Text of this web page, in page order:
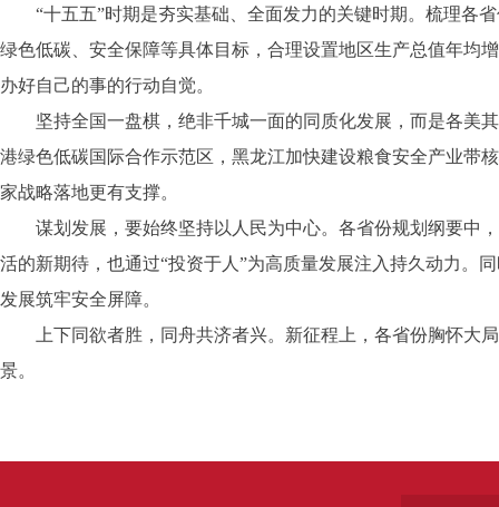
“十五五”时期是夯实基础、全面发力的关键时期。梳理各省
绿色低碳、安全保障等具体目标，合理设置地区生产总值年均
办好自己的事的行动自觉。
坚持全国一盘棋，绝非千城一面的同质化发展，而是各美其
港绿色低碳国际合作示范区，黑龙江加快建设粮食安全产业
家战略落地更有支撑。
谋划发展，要始终坚持以人民为中心。各省份规划纲要中，
活的新期待，也通过“投资于人”为高质量发展注入持久动力。
发展筑牢安全屏障。
上下同欲者胜，同舟共济者兴。新征程上，各省份胸怀大局
景。